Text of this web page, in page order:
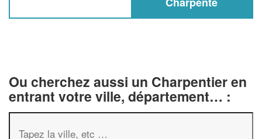
Ou cherchez aussi un Charpentier en
entrant votre ville, département… :